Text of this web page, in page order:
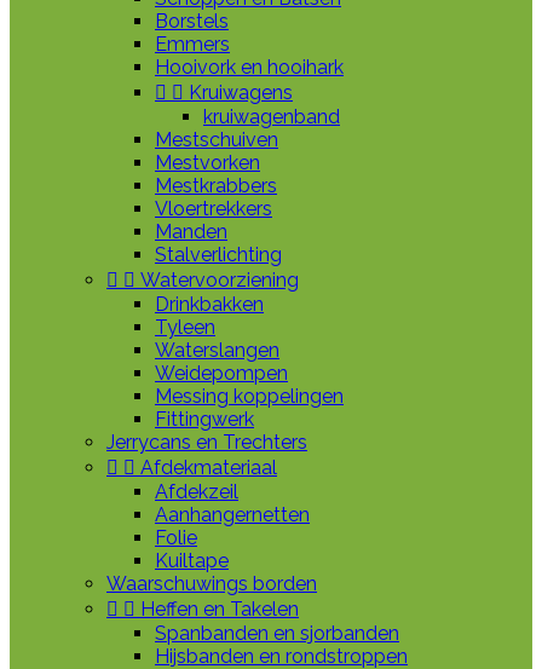
Borstels
Emmers
Hooivork en hooihark
  Kruiwagens
kruiwagenband
Mestschuiven
Mestvorken
Mestkrabbers
Vloertrekkers
Manden
Stalverlichting
  Watervoorziening
Drinkbakken
Tyleen
Waterslangen
Weidepompen
Messing koppelingen
Fittingwerk
Jerrycans en Trechters
  Afdekmateriaal
Afdekzeil
Aanhangernetten
Folie
Kuiltape
Waarschuwings borden
  Heffen en Takelen
Spanbanden en sjorbanden
Hijsbanden en rondstroppen